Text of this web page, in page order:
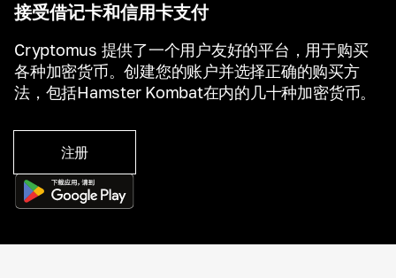
接受借记卡和信用卡支付
Cryptomus 提供了一个用户友好的平台，用于购买
各种加密货币。创建您的账户并选择正确的购买方
法，包括Hamster Kombat在内的几十种加密货币。
注册